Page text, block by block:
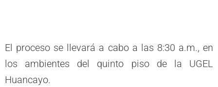
El proceso se llevará a cabo a las 8:30 a.m., en
los ambientes del quinto piso de la UGEL
Huancayo.